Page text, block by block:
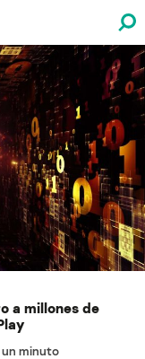
a millones de
minuto